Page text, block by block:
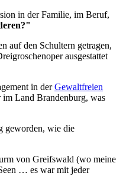
in der Familie, im Beruf,
auf den Schultern getragen,
ausgestattet
in derGewaltfreien
im Land Brandenburg, was
geworden, wie die
von Greifswald (wo meine
… es war mit jeder